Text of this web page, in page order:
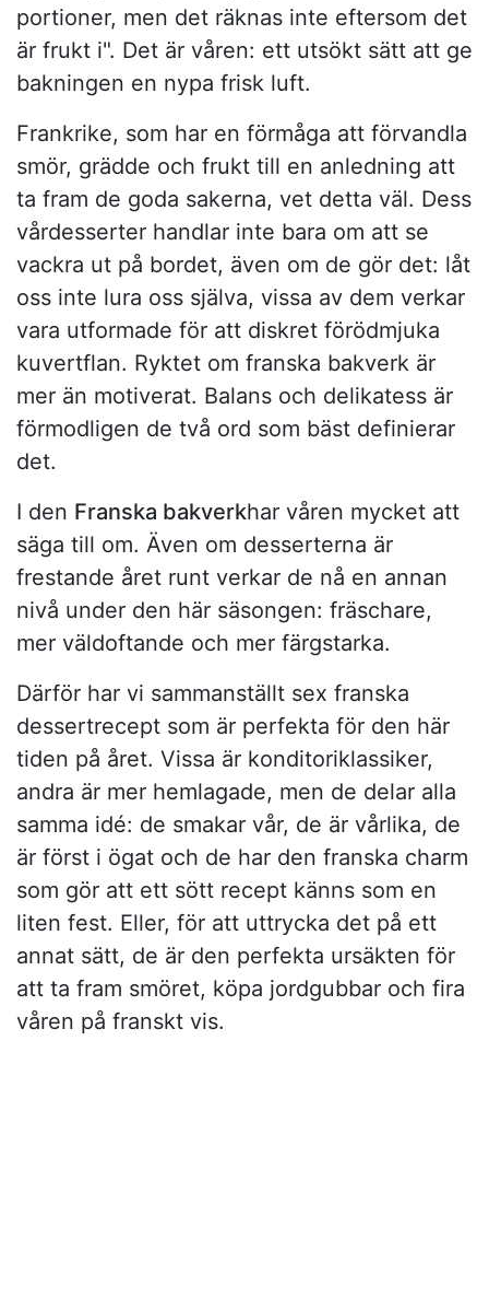
portioner, men det räknas inte eftersom det
är frukt i". Det är våren: ett utsökt sätt att ge
bakningen en nypa frisk luft.
Frankrike, som har en förmåga att förvandla
smör, grädde och frukt till en anledning att
ta fram de goda sakerna, vet detta väl. Dess
vårdesserter handlar inte bara om att se
vackra ut på bordet, även om de gör det: låt
oss inte lura oss själva, vissa av dem verkar
vara utformade för att diskret förödmjuka
kuvertflan. Ryktet om franska bakverk är
mer än motiverat. Balans och delikatess är
förmodligen de två ord som bäst definierar
det.
I den Franska bakverkhar våren mycket att
säga till om. Även om desserterna är
frestande året runt verkar de nå en annan
nivå under den här säsongen: fräschare,
mer väldoftande och mer färgstarka.
Därför har vi sammanställt sex franska
dessertrecept som är perfekta för den här
tiden på året. Vissa är konditoriklassiker,
andra är mer hemlagade, men de delar alla
samma idé: de smakar vår, de är vårlika, de
är först i ögat och de har den franska charm
som gör att ett sött recept känns som en
liten fest. Eller, för att uttrycka det på ett
annat sätt, de är den perfekta ursäkten för
att ta fram smöret, köpa jordgubbar och fira
våren på franskt vis.